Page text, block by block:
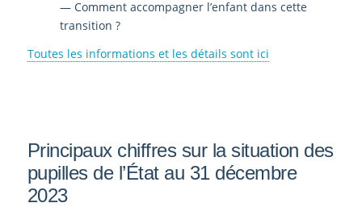
— Comment accompagner l’enfant dans cette
transition ?
Toutes les informations et les détails sont ici
Principaux chiffres sur la situation des
pupilles de l’État au 31 décembre
2023